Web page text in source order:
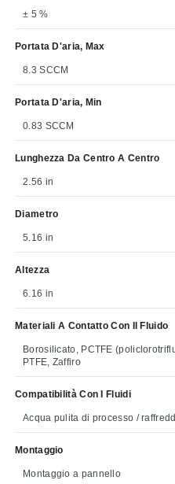
± 5 %
Portata D'aria, Max
8.3 SCCM
Portata D'aria, Min
0.83 SCCM
Lunghezza Da Centro A Centro
2.56 in
Diametro
5.16 in
Altezza
6.16 in
Materiali A Contatto Con Il Fluido
Borosilicato, PCTFE
PTFE, Zaffiro
Compatibilità Con I Fluidi
Acqua pulita di processo /
Montaggio
Montaggio a pannello